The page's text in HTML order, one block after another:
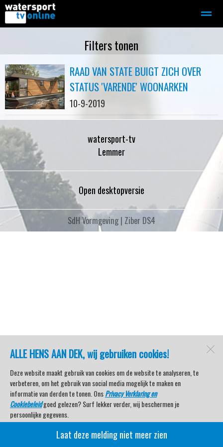
Motorboot-sloep Adverteren
Home
ALLE HENS AAN DEK, wij gebruiken cookies!
Deze website maakt gebruik van cookies om de website te analyseren, te
verbeteren, om het gebruik van social media mogelijk te maken en
informatie van derden te tonen. OnsPrivacy Verklaring en
Cookiebeleidgoed gelezen? Surf lekker verder, wij beschermen je
persoonlijke gegevens.
Veel kijkplezier met Watersport TV Beleving & Nieuws!
Laat deze melding niet meer zien
Filters tonen
RAAD VAN STATE BUIGT ZICH OVER
STATUS 'VARENDE' WOONARKEN
10-9-2019
watersport-tv
Lemmer
Open desktopversie
SdH Vormgeving | Ziber DS4